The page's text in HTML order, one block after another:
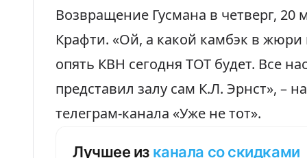
Возвращение Гусмана в четверг,
Крафти. «Ой, а какой камбэк в
опять КВН сегодня ТОТ будет. Все
представил залу сам К.Л. Эрнст», –
телеграм-канала «Уже не тот».
Лучшее из канала со скидками